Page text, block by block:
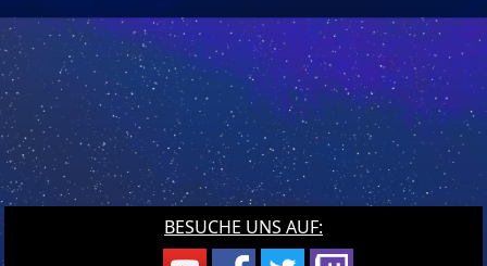
BESUCHE UNS AUF: